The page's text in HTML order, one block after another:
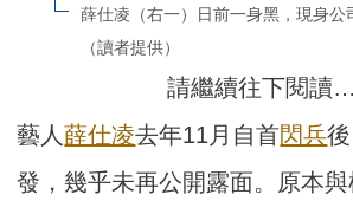
薛仕凌（右一）日前一身黑，現身公
（讀者提供）
請繼續往下閱讀
藝人薛仕凌去年11月自首閃兵
發，幾乎未再公開露面。原本